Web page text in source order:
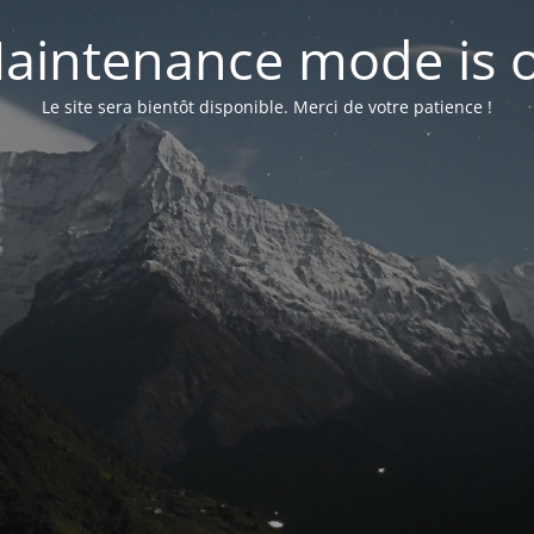
mode is
Le site sera bientôt disponible. Merci de votre patience !